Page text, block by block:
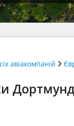
авіакомпаній